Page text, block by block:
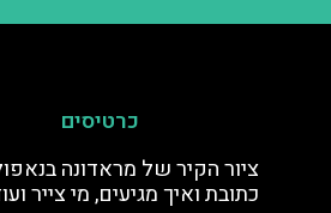
כרטיסים
ציור הקיר של מראדונה
כתובת ואיך מגיעים, מי צייר